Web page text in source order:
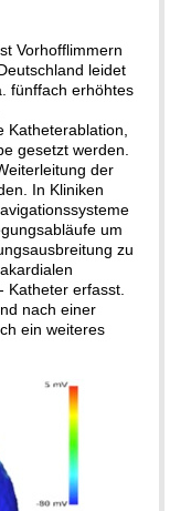
Vorhofflimmern
leidet
fünffach erhöhtes
Katheterablation,
gesetzt werden.
der
In Kliniken
um
zu
Katheter erfasst.
nach einer
ein weiteres